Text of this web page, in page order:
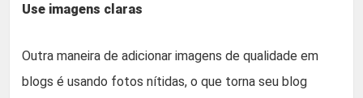
Use imagens claras
Outra maneira de adicionar imagens de qualidade em
blogs é usando fotos nítidas, o que torna seu blog